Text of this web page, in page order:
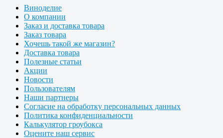
Виноделие
О компании
Заказ и доставка товара
Заказ товара
Хочешь такой же магазин?
Доставка товара
Полезные статьи
Акции
Новости
Пользователям
Наши партнеры
Согласие на обработку персональных данных
Политика конфиденциальности
Калькулятор гроубокса
Оцените наш сервис